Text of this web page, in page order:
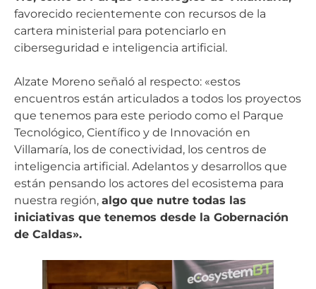
favorecido recientemente con recursos de la
cartera ministerial para potenciarlo en
ciberseguridad e inteligencia artificial.
Alzate Moreno señaló al respecto: «estos
encuentros están articulados a todos los proyectos
que tenemos para este periodo como el Parque
Tecnológico, Científico y de Innovación en
Villamaría, los de conectividad, los centros de
inteligencia artificial. Adelantos y desarrollos que
están pensando los actores del ecosistema para
nuestra región, algo que nutre todas las
iniciativas que tenemos desde la Gobernación
de Caldas».